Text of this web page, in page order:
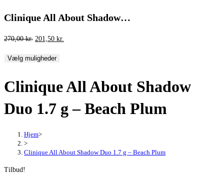
Clinique All About Shadow…
270,00kr. Den
pris
270,00 kr..
201,50 kr.
201,50 kr..
Vælg muligheder
Clinique All About Shadow
Duo 1.7 g – Beach Plum
Hjem>
>
Clinique All About Shadow Duo 1.7 g – Beach Plum
Tilbud!